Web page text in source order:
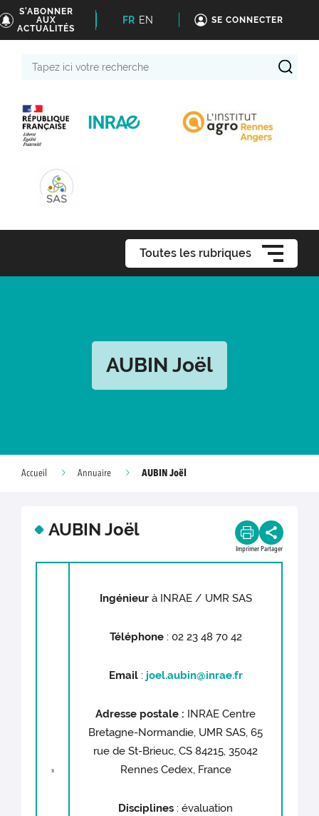
S'ABONNER
AUX
ACTUALITÉS
FR EN SE CONNECTER
Toutes les rubriques
AUBIN Joël
Accueil Annuaire AUBIN Joël
AUBIN Joël
Imprimer Partager
Ingénieur à INRAE / UMR SAS
Téléphone: 02 23 48 70 42
Email: joel.aubin@inrae.fr
Adresse postale : INRAE Centre
Bretagne-Normandie, UMR SAS, 65
rue de St-Brieuc, CS 84215, 35042
Rennes Cedex, France
Disciplines : évaluation